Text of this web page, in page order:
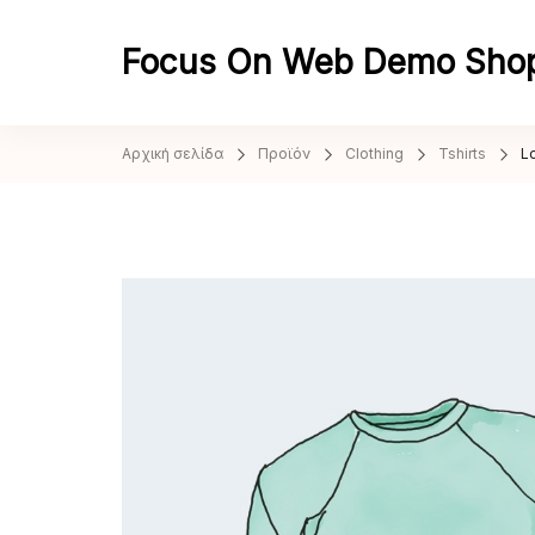
Focus On Web Demo
Αρχική σελίδα Προϊόν Clothing Tshirts